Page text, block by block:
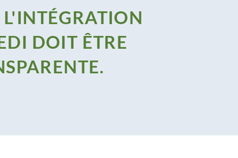
DOIT ÊTRE